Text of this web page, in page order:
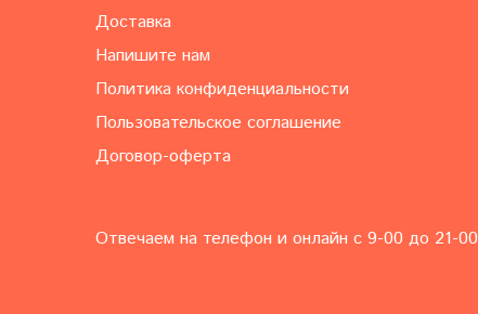
Доставка
Напишите нам
Политика конфиденциальности
Пользовательское соглашение
Договор-оферта
Отвечаем на телефон и онлайн с 9-00 до 21-00